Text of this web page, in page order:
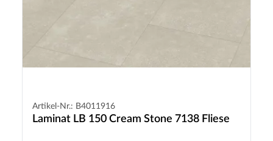
Artikel-Nr.: B4011916
Laminat LB 150 Cream Stone 7138 Fliese